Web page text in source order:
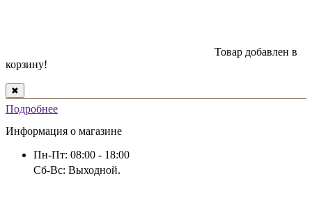
Товар добавлен в
корзину!
✖
Подробнее
Информация о магазине
Пн-Пт: 08:00 - 18:00
Сб-Вс: Выходной.